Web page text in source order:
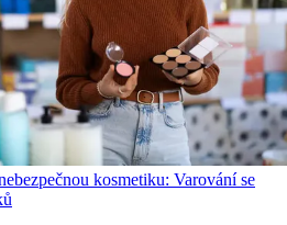
kosmetiku: Varování se